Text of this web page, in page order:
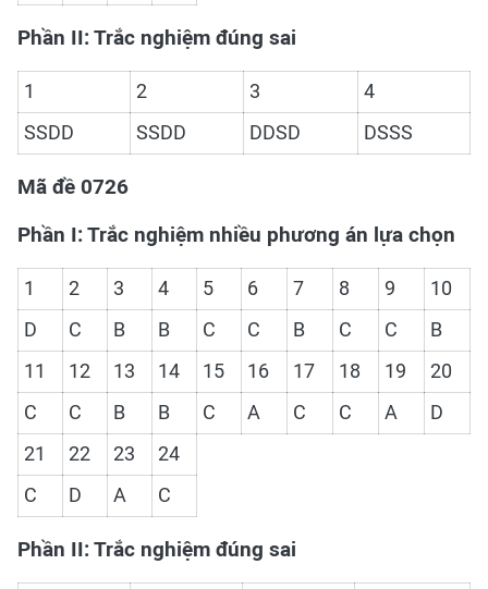
Phần II: Trắc nghiệm đúng sai
1 2 3
4
SSDD
SSDD DDSD DSSS
Mã đề 0726
Phần I: Trắc nghiệm nhiều phương án lựa chọn
1 2 3 4 5 6 7 8 9
10
D
C B B C C B C C
B
11
12 13 14 15 16 17 18 19
20
C
C B B C A C C A
D
21
22 23
24
C
D A C
Phần II: Trắc nghiệm đúng sai